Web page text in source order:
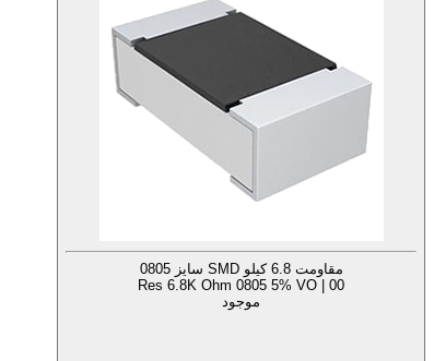
مقاومت 6.8 کیلو SMD سایز 0805
Res 6.8K Ohm 0805 5% VO | 00
موجود